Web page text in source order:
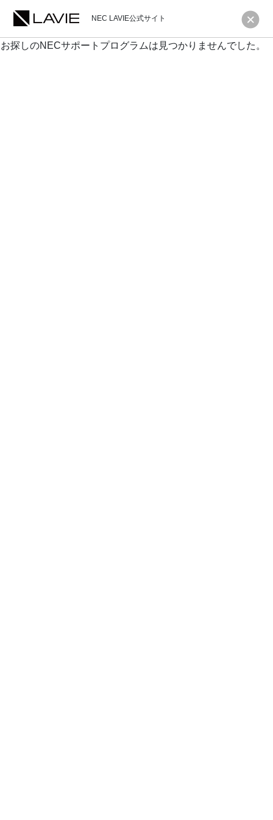
NEC LAVIE公式サイト
お探しのNECサポートプログラムは見つかりませんでした。